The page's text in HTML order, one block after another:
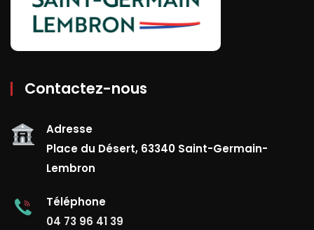
Contactez-nous
Adresse
Place du Désert, 63340 Saint-Germain-
Lembron
Téléphone
04 73 96 41 39